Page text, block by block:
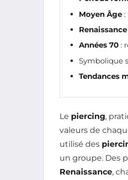
Moyen Âge
Renaissance
Années 70 :
Symbolique
Tendances
Le piercing,
valeurs de
utilisé des
un groupe. Des
Renaissance,